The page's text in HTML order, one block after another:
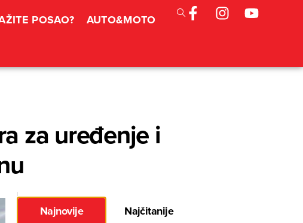
POSAO?
AUTO&MOTO
za uređenje i
Najnovije
Najčitanije